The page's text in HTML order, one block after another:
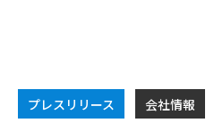
プレスリリース 会社情報